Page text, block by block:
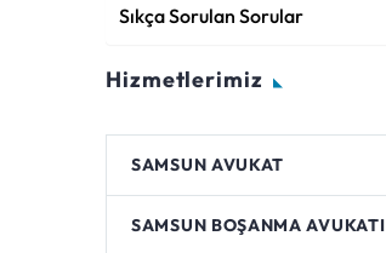
Sıkça Sorulan Sorular
Hizmetlerimiz
SAMSUN AVUKAT
SAMSUN BOŞANMA AVUKATI